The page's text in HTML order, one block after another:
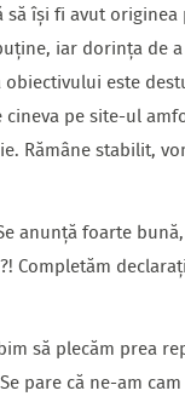
să își fi avut
iar dorința de
este
pe site-ul
Rămâne stabilit,
anunță foarte
Completăm
să plecăm prea
pare că ne-am